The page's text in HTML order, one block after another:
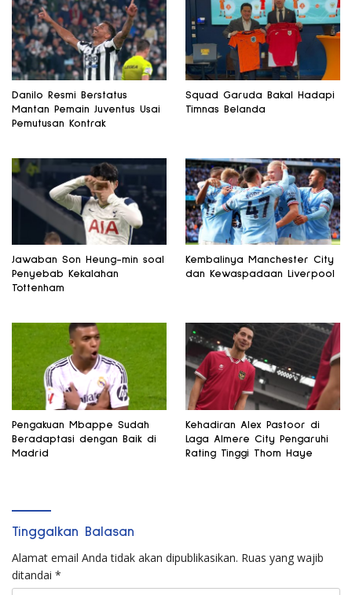
Danilo Resmi Berstatus
Mantan Pemain Juventus Usai
Pemutusan Kontrak
Squad Garuda Bakal Hadapi
Timnas Belanda
Jawaban Son Heung-min soal
Penyebab Kekalahan
Tottenham
Kembalinya Manchester City
dan Kewaspadaan Liverpool
Pengakuan Mbappe Sudah
Beradaptasi dengan Baik di
Madrid
Kehadiran Alex Pastoor di
Laga Almere City Pengaruhi
Rating Tinggi Thom Haye
Tinggalkan Balasan
Alamat email Anda tidak akan dipublikasikan. Ruas yang wajib
ditandai *